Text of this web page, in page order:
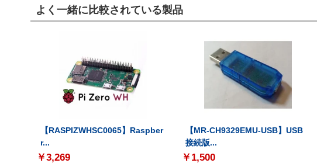
よく一緒に比較されている製品
【RASPIZWHSC0065】Raspber
r...
￥3,269
【MR-CH9329EMU-USB】USB
接続版...
￥1,500